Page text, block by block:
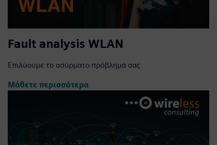
Fault analysis WLAN
Επιλύουμε το ασύρματο πρόβλημά σας
Μάθετε περισσότερα